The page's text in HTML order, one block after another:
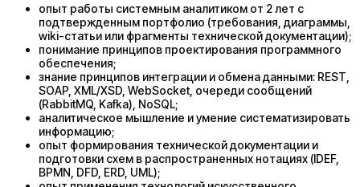
опыт работы системным аналитиком от 2 лет с
подтвержденным портфолио (требования, диаграммы,
wiki-статьи или фрагменты технической документации);
понимание принципов проектирования программного
обеспечения;
знание принципов интеграции и обмена данными: REST,
SOAP, XML/XSD, WebSocket, очереди сообщений
(RabbitMQ, Kafka), NoSQL;
аналитическое мышление и умение систематизировать
информацию;
опыт формирования технической документации и
подготовки схем в распространенных нотациях (IDEF,
BPMN, DFD, ERD, UML);